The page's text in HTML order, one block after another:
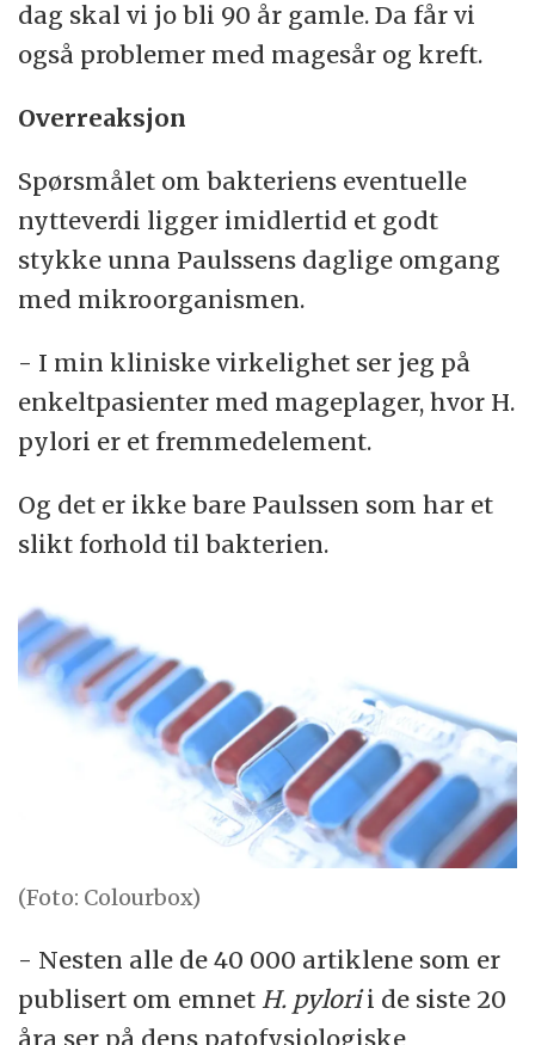
dag skal vi jo bli 90 år gamle. Da får vi
også problemer med magesår og kreft.
Overreaksjon
Spørsmålet om bakteriens eventuelle
nytteverdi ligger imidlertid et godt
stykke unna Paulssens daglige omgang
med mikroorganismen.
- I min kliniske virkelighet ser jeg på
enkeltpasienter med mageplager, hvor H.
pylori er et fremmedelement.
Og det er ikke bare Paulssen som har et
slikt forhold til bakterien.
(Foto: Colourbox)
- Nesten alle de 40 000 artiklene som er
publisert om emnet H. pylorii de siste 20
åra ser på dens patofysiologiske